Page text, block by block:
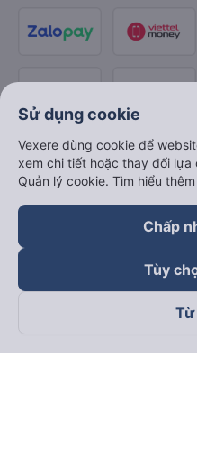
Theo dõi chúng tôi
Sử dụng cookie
Vexere dùng cookie để
xem chi tiết hoặc thay đổi
Quản lý cookie. Tìm hiểu
Chấp
Tùy